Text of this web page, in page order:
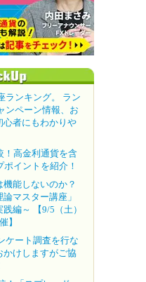
ランキング。 ラン
ンペーン情報、お
心者にもわかりや
！高金利通貨を含
イントを紹介！
能しないのか？
マスター講座」
編～ 【9/5（土）
】
ケート調査を行な
かけしますがご協